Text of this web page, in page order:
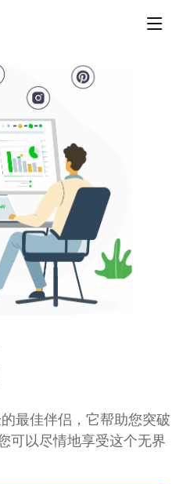
最佳伴侣，它帮助您突破
可以尽情地享受这个无界